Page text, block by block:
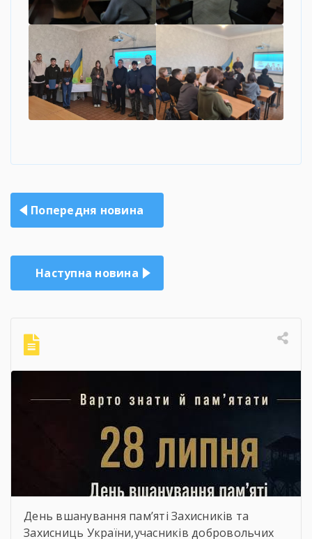
Навігація
записів
Попередня новина
Наступна новина
День вшанування пам’яті Захисників та
Захисниць України,учасників добровольчих